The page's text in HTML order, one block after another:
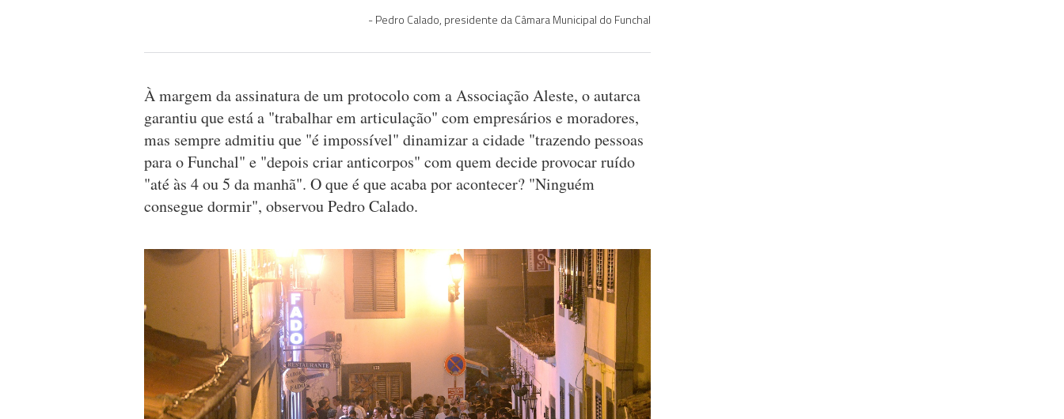
Pedro Calado, presidente da Câmara Municipal do Funchal
À margem da assinatura de um protocolo com a Associação Aleste, o autarca
garantiu que está a "trabalhar em articulação" com empresários e moradores,
mas sempre admitiu que "é impossível" dinamizar a cidade "trazendo pessoas
para o Funchal" e "depois criar anticorpos" com quem decide provocar ruído
"até às 4 ou 5 da manhã". O que é que acaba por acontecer? "Ninguém
consegue dormir", observou Pedro Calado.